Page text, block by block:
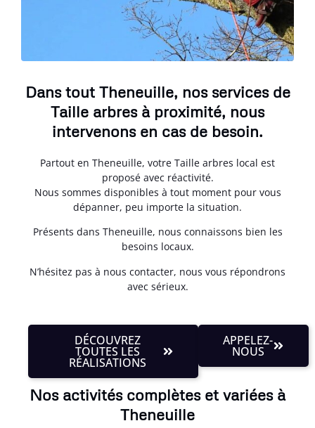
Dans tout Theneuille, nos services de
Taille arbres à proximité, nous
intervenons en cas de besoin.
Partout en Theneuille, votre Taille arbres local est
proposé avec réactivité.
Nous sommes disponibles à tout moment pour vous
dépanner, peu importe la situation.
Présents dans Theneuille, nous connaissons bien les
besoins locaux.
N’hésitez pas à nous contacter, nous vous répondrons
avec sérieux.
DÉCOUVREZ
TOUTES LES
RÉALISATIONS
APPELEZ-
NOUS
Nos activités complètes et variées à
Theneuille